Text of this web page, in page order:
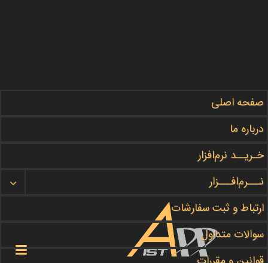
صفحه اصلی
درباره ما
خـریــد نرم‌افزار
نـــرم‌افـــزار

ارتباط و ثبت سفارشات
سوالات متداول
مطالب آموزشی ما را در این بخش
هر چه زودتر سفارش خود را ثبت کنید